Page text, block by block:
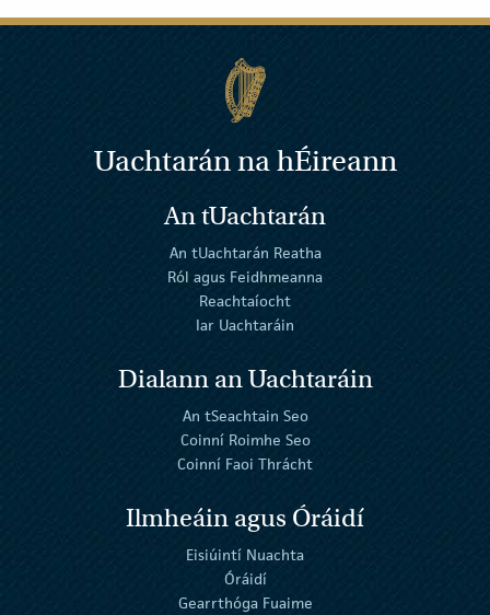
Uachtarán nahÉireann
An tUachtarán
An tUachtarán Reatha
Ról agus Feidhmeanna
Reachtaíocht
Iar Uachtaráin
Dialann an Uachtaráin
An tSeachtain Seo
Coinní Roimhe Seo
Coinní Faoi Thrácht
Ilmheáin agus Óráidí
Eisiúintí Nuachta
Óráidí
Gearrthóga Fuaime